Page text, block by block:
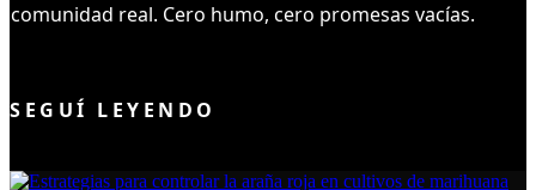
comunidad real. Cero humo, cero promesas vacías.
SEGUÍ LEYENDO